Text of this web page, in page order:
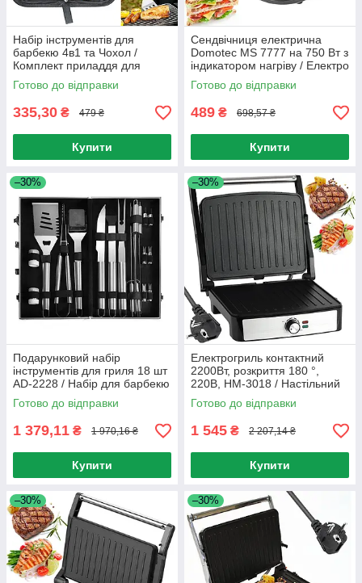
Набір інструментів для
барбекю 4в1 та Чохол /
Комплект приладдя для
гриля (лопатка, щипці, вилка,
ніж)
Готово до відправки
335,30 ₴ 479 ₴
Купити
Сендвічниця електрична
Domotec MS 7777 на 750 Вт з
індикатором нагріву / Електро
бутербродниця гриль
Готово до відправки
489 ₴ 698,57 ₴
Купити
–30%
Подарунковий набір
інструментів для гриля 18 шт
AD-2228 / Набір для барбекю
/ Набір для мангала
Готово до відправки
1 379,11 ₴ 1 970,16 ₴
Купити
–30%
Електрогриль контактний
2200Вт, розкриття 180 °,
220В, HM-3018 / Настільний
електрогриль / Міні гриль для
дому
Готово до відправки
1 545 ₴ 2 207,14 ₴
Купити
–30% –30%